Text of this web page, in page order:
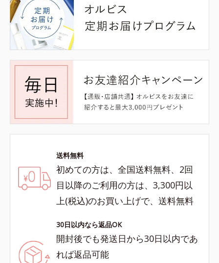
送料無料
初めての方は、全国送料無料、2回
目以降のご利用の方は、3,300円以
上(税込)のお買い上げで、送料無料
30日以内なら返品OK
開封後でも発送日から30日以内であ
れば返品可能